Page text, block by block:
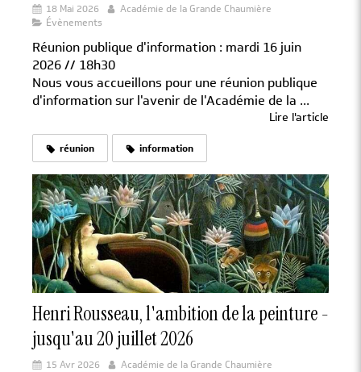
18 Mai 2026
Académie de la Grande Chaumière
Évènements
Réunion publique d'information : mardi 16 juin
2026 // 18h30
Nous vous accueillons pour une réunion publique
d'information sur l'avenir de l'Académie de la ...
Lire l'article
réunion information
Henri Rousseau, l'ambition de la peinture -
jusqu'au 20 juillet 2026
15 Avr 2026
Académie de la Grande Chaumière